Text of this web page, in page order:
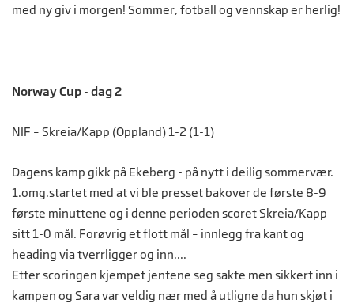
med ny giv i morgen! Sommer, fotball og vennskap er herlig!
Norway Cup - dag 2
NIF – Skreia/Kapp (Oppland) 1-2 (1-1)
Dagens kamp gikk på Ekeberg - på nytt i deilig sommervær.
1.omg.startet med at vi ble presset bakover de første 8-9
første minuttene og i denne perioden scoret Skreia/Kapp
sitt 1-0 mål. Forøvrig et flott mål – innlegg fra kant og
heading via tverrligger og inn....
Etter scoringen kjempet jentene seg sakte men sikkert inn i
kampen og Sara var veldig nær med å utligne da hun skjøt i